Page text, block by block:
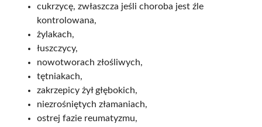
cukrzycę, zwłaszcza jeśli choroba jest źle
kontrolowana,
żylakach,
łuszczycy,
nowotworach złośliwych,
tętniakach,
zakrzepicy żył głębokich,
niezrośniętych złamaniach,
ostrej fazie reumatyzmu,